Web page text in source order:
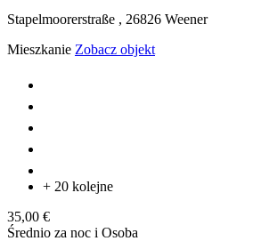
Stapelmoorerstraße , 26826 Weener
Mieszkanie Zobacz objekt
+ 20 kolejne
35,00 €
Średnio za noc i Osoba